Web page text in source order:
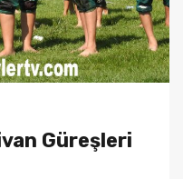
Güreşleri